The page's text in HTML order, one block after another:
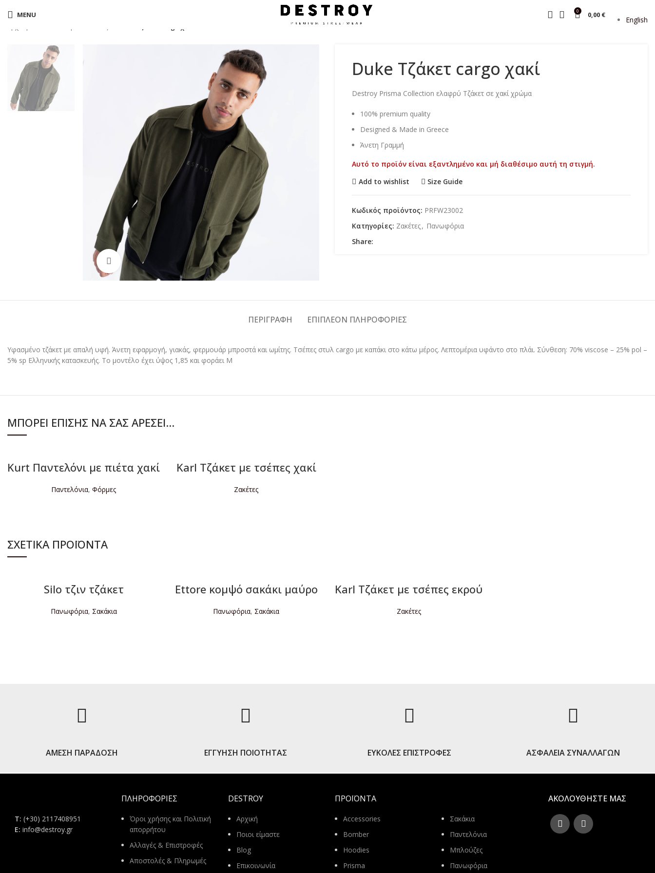
MENU 0 0,00 €
English
Click to enlarge
Duke Τζάκετ cargo χακί
Destroy Prisma Collection ελαφρύ Τζάκετ σε χακί χρώμα
100% premium quality
Designed & Made in Greece
Άνετη Γραμμή
Αυτό το προϊόν είναι εξαντλημένο και μή διαθέσιμο αυτή τη στιγμή.
Add to wishlist
Size Guide
Κωδικός προϊόντος: PRFW23002
Κατηγορίες: Ζακέτες, Πανωφόρια
Share:
ΠΕΡΙΓΡΑΦΉ ΕΠΙΠΛΈΟΝ ΠΛΗΡΟΦΟΡΊΕΣ
Υφασμένο τζάκετ με απαλή υφή. Άνετη εφαρμογή, γιακάς, φερμουάρ μπροστά και ωμίτης. Τσέπες στυλ cargo με καπάκι στο κάτω μέρος. Λεπτομέρια υφάντο στο πλάι. Σύνθεση: 70% viscose – 25% pol –
5% sp Ελληνικής κατασκευής. Το μοντέλο έχει ύψος 1,85 και φοράει M
ΜΠΟΡΕΊ ΕΠΊΣΗΣ ΝΑ ΣΑΣ ΑΡΈΣΕΙ…
Kurt Παντελόνι με πιέτα χακί
Παντελόνια,Φόρμες
Karl Tζάκετ με τσέπες χακί
Ζακέτες
ΣΧΕΤΙΚΆ ΠΡΟΪΌΝΤΑ
Silo τζιν τζάκετ
Πανωφόρια, Σακάκια
Ettore κομψό σακάκι μαύρο
Πανωφόρια, Σακάκια
Karl Tζάκετ με τσέπες εκρού
Ζακέτες
ΑΜΕΣΗ ΠΑΡΑΔΟΣΗ ΕΓΓΥΗΣΗ ΠΟΙΟΤΗΤΑΣ ΕΥΚΟΛΕΣ ΕΠΙΣΤΡΟΦΕΣ ΑΣΦΑΛΕΙΑ ΣΥΝΑΛΛΑΓΩΝ
Τ: (+30) 2117408951
E: info@destroy.gr
ΠΛΗΡΟΦΟΡΊΕΣ
Όροι χρήσης και Πολιτική
απορρήτου
Αλλαγές & Επιστροφές
Αποστολές & Πληρωμές
DESTROY
Αρχική
Ποιοι είμαστε
Blog
Επικοινωνία
ΠΡΟΪΌΝΤΑ
Accessories
Bomber
Hoodies
Prisma
Σακάκια
Παντελόνια
Μπλούζες
Πανωφόρια
ΑΚΟΛΟΥΘΗΣΤΕ ΜΑΣ